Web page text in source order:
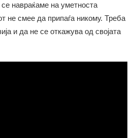
се навраќаме на уметноста
не смее да припаѓа никому. Треба
и да не се откажува од својата